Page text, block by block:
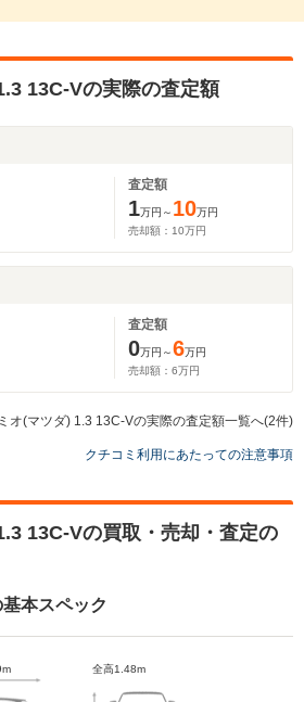
13C-Vの実際の査定額
査定額
1万円～ 10万円
売却額： 10万円
査定額
0万円～6万円
売却額： 6万円
オ(マツダ) 1.3 13C-Vの実際の査定額一覧へ(2件)
クチコミ利用にあたっての注意事項
13C-Vの買取・売却・査定の
本スペック
全高1.48m